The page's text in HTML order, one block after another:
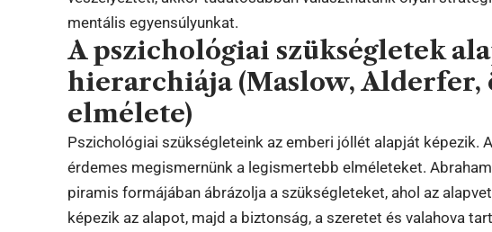
mentális egyensúlyunkat.
A pszichológiai szükségletek
hierarchiája (Maslow, Alderfer,
elmélete)
Pszichológiai szükségleteink az emberi jóllét alapját képezik.
érdemes megismernünk a legismertebb elméleteket.
piramis formájában ábrázolja a szükségleteket, ahol az
képezik az alapot, majd a biztonság, a szeretet és valahova